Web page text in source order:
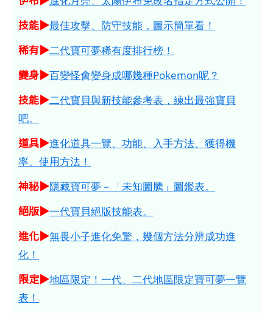
技能▶最佳攻擊、防守技能，圖示簡單看！
稀有▶二代寶可夢稀有度排行榜！
變身▶百變怪會變身成哪幾種Pokemon呢？
技能▶二代寶貝與新技能參考表，練出最強寶貝
吧。
道具▶進化道具一覽、功能、入手方法、獲得機
率、使用方法！
神秘▶隱藏寶可夢－「未知圖騰」圖鑑表。
絕版▶一代寶貝絕版技能表。
進化▶無畏小子進化免驚，幾個方法分辨成功進
化！
限定▶地區限定！一代、二代地區限定寶可夢一覽
表！